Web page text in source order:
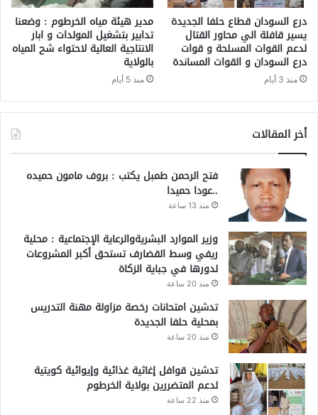
درع السودان قطاع حلفا الجديدة
يسير قافلة الي محاور القتال
لدعم القوات المسلحة و قوات
درع السودان و القوات المساندة
منذ 3 أيام
مدير هيئة مياه الخرطوم : وضعنا
تدابير بتشغيل المولدات و ابار
الانتاجية العالية لاحتواء شح المياه
بالولاية
منذ 5 أيام
أخر المقالات
فتح الرحمن طمبل يكتب : بروف مامون حميده
..عودا حميدا
منذ 13 ساعة
وزير الموارد البشريةوالرعاية الإجتماعية : محلية
ريفي وسط القضارف تستحق أكبر المشروعات
لدورها في جباية الزكاة
منذ 20 ساعة
تدشين امتحانات رخصة مزاولة مهنة التدريس
بمحلية حلفا الجديدة
منذ 20 ساعة
تدشين قوافل إغاثية غذائية وإيوائية كويتية
لدعم المتضررين بولاية الخرطوم
منذ 22 ساعة